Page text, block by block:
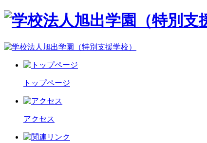
トップページ
アクセス